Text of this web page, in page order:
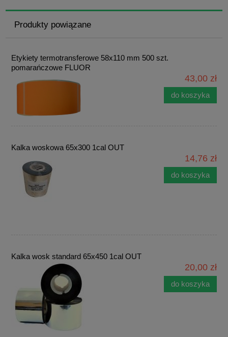
Produkty powiązane
Etykiety termotransferowe 58x110 mm 500 szt.
pomarańczowe FLUOR
43,00 zł
do koszyka
Kalka woskowa 65x300 1cal OUT
14,76 zł
do koszyka
Kalka wosk standard 65x450 1cal OUT
20,00 zł
do koszyka